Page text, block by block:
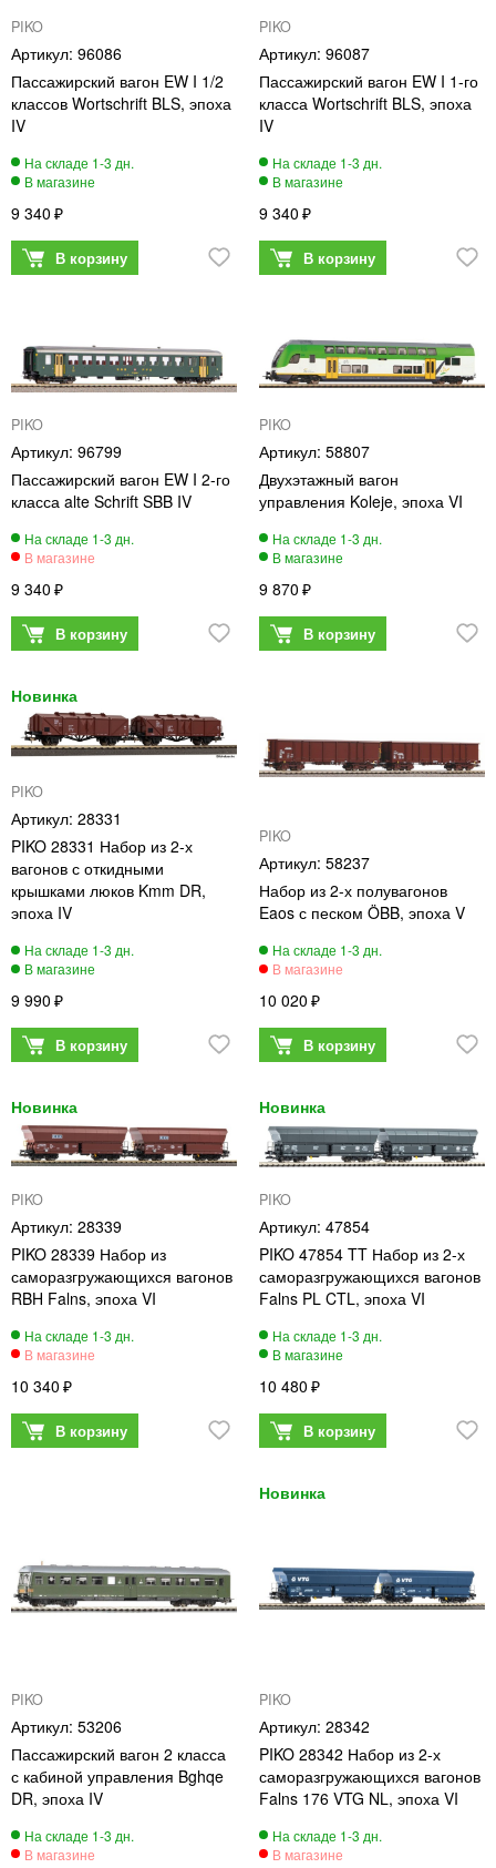
PIKO
96086
Пассажирский вагон EW I 1/2
классов Wortschrift BLS, эпоха
IV
9 340
PIKO
96087
Пассажирский вагон EW I 1-го
класса Wortschrift BLS, эпоха
IV
9 340
PIKO
96799
Пассажирский вагон EW I 2-го
класса alte Schrift SBB IV
9 340
PIKO
58807
Двухэтажный вагон
управления Koleje, эпоха VI
9 870
PIKO
28331
PIKO 28331 Набор из 2-х
вагонов с откидными
крышками люков Kmm DR,
эпоха IV
9 990
PIKO
58237
Набор из 2-х полувагонов
Eaos с песком ÖBB, эпоха V
10 020
PIKO
28339
PIKO 28339 Набор из
саморазгружающихся вагонов
RBH Falns, эпоха VI
10 340
PIKO
47854
PIKO 47854 TT Набор из 2-х
саморазгружающихся вагонов
Falns PL CTL, эпоха VI
10 480
PIKO
53206
Пассажирский вагон 2 класса
с кабиной управления Bghqe
DR, эпоха IV
PIKO
28342
PIKO 28342 Набор из 2-х
саморазгружающихся вагонов
Falns 176 VTG NL, эпоха VI